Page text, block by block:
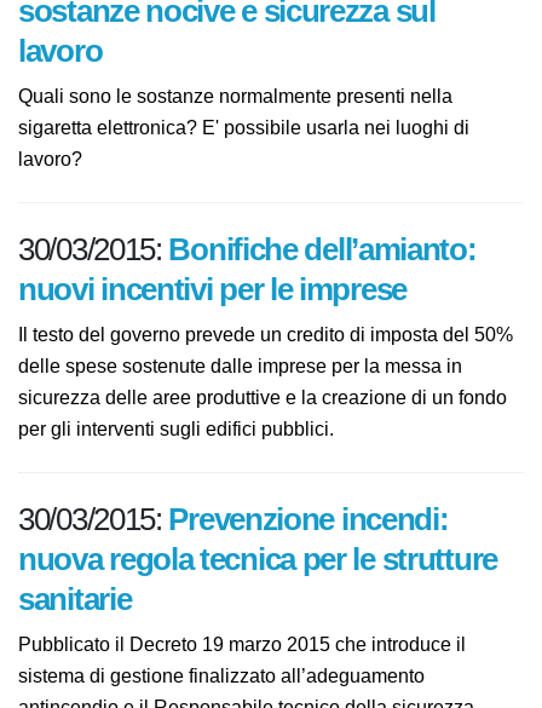
31/03/2015:Sigaretta elettronica:
sostanze nocive e sicurezza sul
lavoro
Quali sono le sostanze normalmente presenti nella
30/03/2015:Bonifiche dell’amianto:
nuovi incentivi per le imprese
Il testo del governo prevede un credito di imposta del
50% delle spese sostenute dalle imprese per la messa
30/03/2015:Prevenzione incendi:
nuova regola tecnica per le
strutture sanitarie
Pubblicato il Decreto 19 marzo 2015 che introduce il